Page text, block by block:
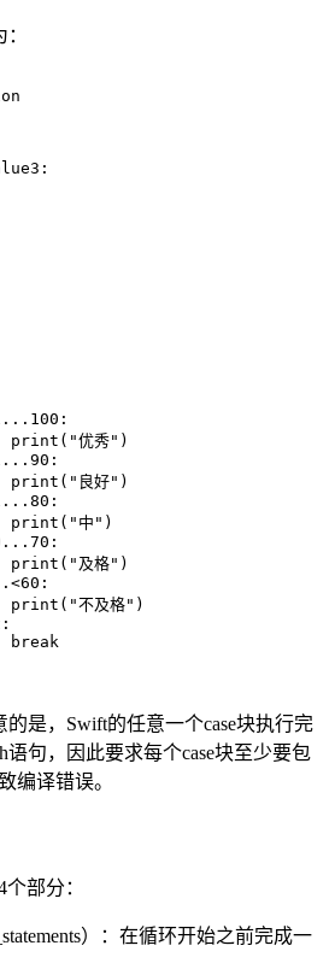
... 100 :
print ( "优秀" )
... 90 :
print ( "良好" )
... 80 :
print ( "中" )
... 70 :
print ( "及格" )
60 :
print ( "不及格" )
:
break
是，Swift的任意一个case块执行完
语句，因此要求每个case块至少要包
编译错误。
部分：
）：在循环开始之前完成一